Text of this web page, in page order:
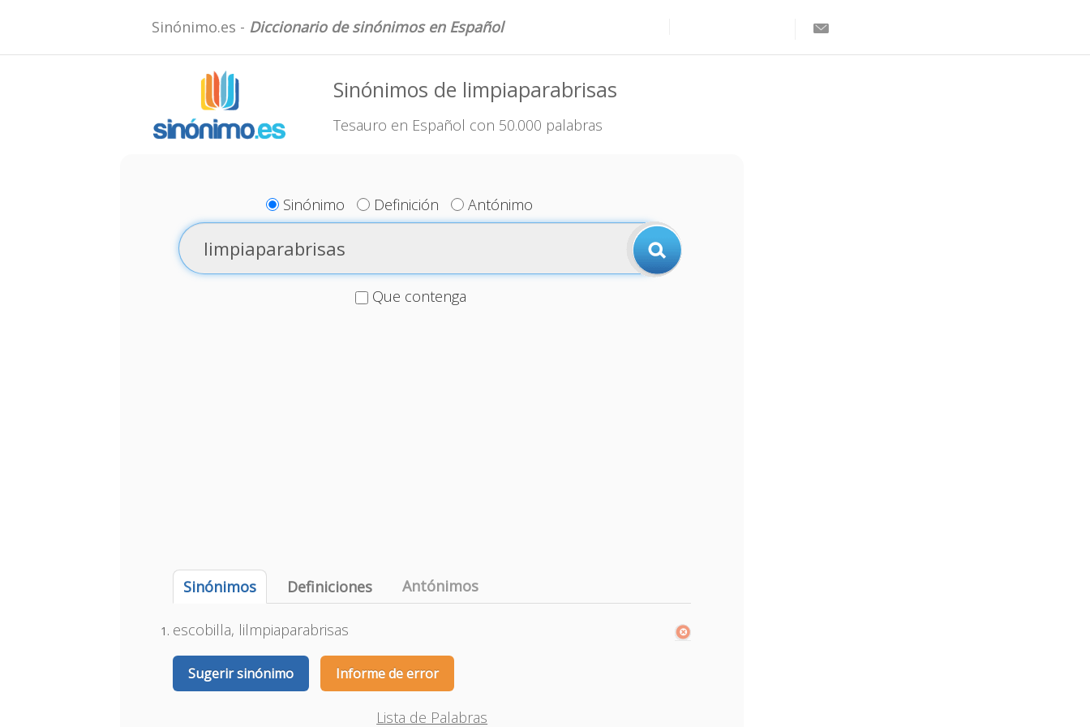
Sinónimo.es - Diccionario de sinónimos en Español
Sinónimos de limpiaparabrisas
Tesauro en Español con 50.000 palabras
Sinónimo Definición Antónimo
Que contenga
Sinónimos Definiciones Antónimos
escobilla, lilmpiaparabrisas
Sugerir sinónimo Informe de error
Lista de Palabras